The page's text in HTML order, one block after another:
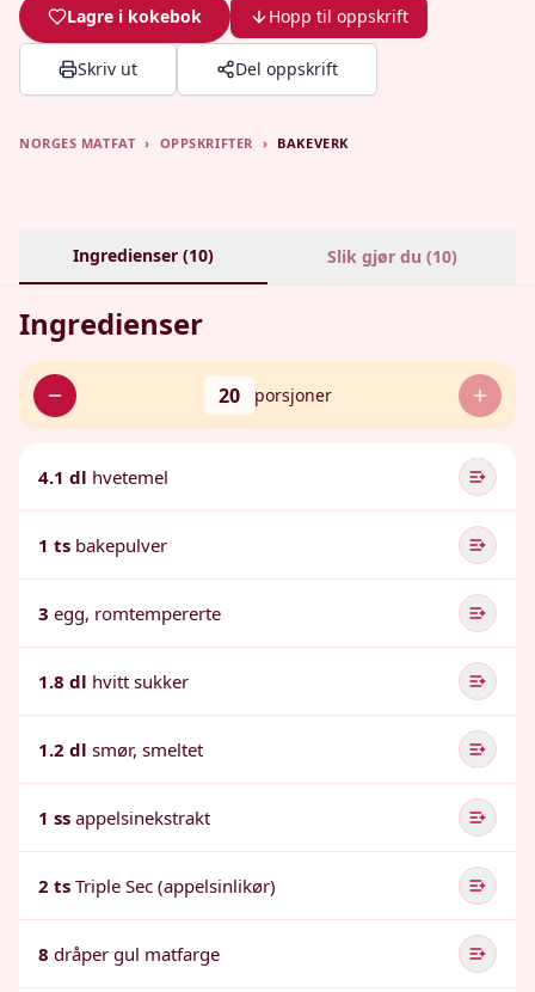
Lagre i kokebok Hopp til oppskrift
Skriv ut Del oppskrift
NORGES MATFAT › OPPSKRIFTER › BAKEVERK
Ingredienser (10) Slik gjør du (10)
Ingredienser
20 porsjoner
4.1 dl hvetemel
1 ts bakepulver
3 egg, romtempererte
1.8 dl hvitt sukker
1.2 dl smør, smeltet
1 ss appelsinekstrakt
2 ts Triple Sec (appelsinlikør)
8 dråper gul matfarge